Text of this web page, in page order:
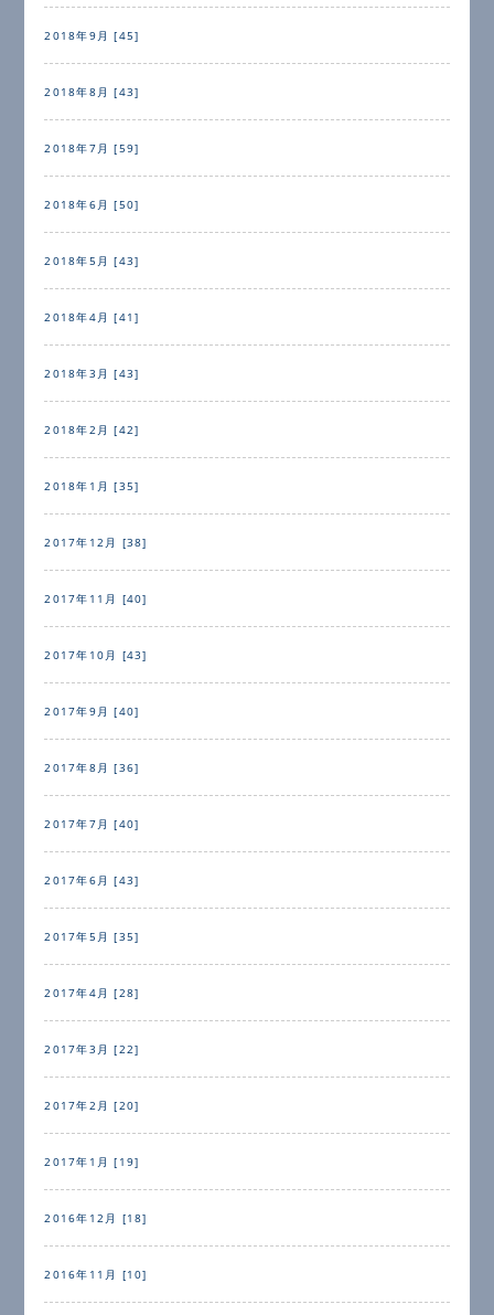
2018年9月 [45]
2018年8月 [43]
2018年7月 [59]
2018年6月 [50]
2018年5月 [43]
2018年4月 [41]
2018年3月 [43]
2018年2月 [42]
2018年1月 [35]
2017年12月 [38]
2017年11月 [40]
2017年10月 [43]
2017年9月 [40]
2017年8月 [36]
2017年7月 [40]
2017年6月 [43]
2017年5月 [35]
2017年4月 [28]
2017年3月 [22]
2017年2月 [20]
2017年1月 [19]
2016年12月 [18]
2016年11月 [10]